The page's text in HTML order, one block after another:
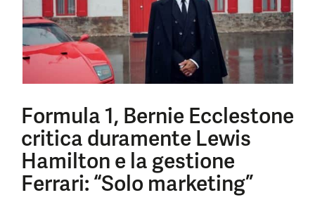
Formula 1, Bernie Ecclestone
critica duramente Lewis
Hamilton e la gestione
Ferrari: “Solo marketing”